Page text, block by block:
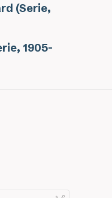
(Serie,
1905-